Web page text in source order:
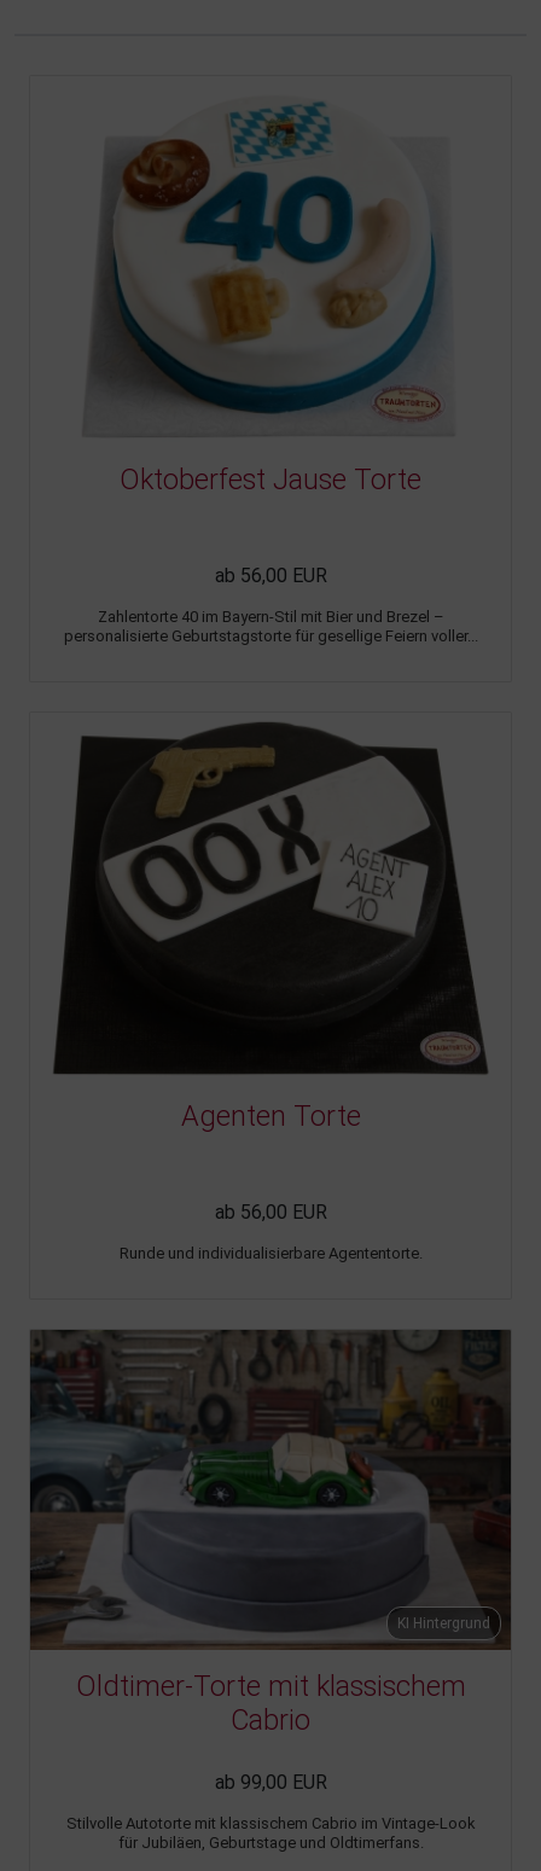
Oktoberfest Jause Torte
ab 56,00 EUR
Zahlentorte 40 im Bayern-Stil mit Bier und Brezel –
personalisierte Geburtstagstorte für gesellige Feiern voller...
Agenten Torte
ab 56,00 EUR
Runde und individualisierbare Agententorte.
KI Hintergrund
Oldtimer-Torte mit klassischem
Cabrio
ab 99,00 EUR
Stilvolle Autotorte mit klassischem Cabrio im Vintage-Look
für Jubiläen, Geburtstage und Oldtimerfans.